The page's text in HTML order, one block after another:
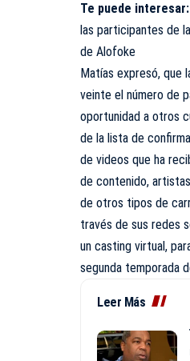
Te puede interesar:
las participantes de
de Alofoke
Matías expresó, que
veinte el número de
oportunidad a otros
de la lista de
de videos que ha
de contenido,
de otros tipos de
través de sus redes
un casting virtual,
segunda temporada
Leer Más